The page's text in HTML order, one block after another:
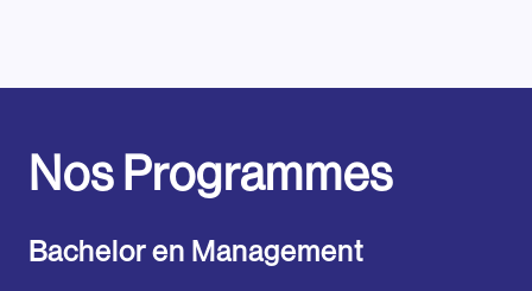
Nos Programmes
Bachelor en Management